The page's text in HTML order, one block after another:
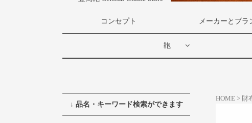
コンセプト メーカーとブラ
鞄
HOME 財
↓ 品名・キーワード検索ができます